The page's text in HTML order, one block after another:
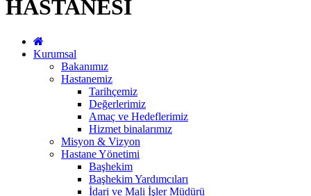
HASTANESİ
Kurumsal
Bakanımız
Hastanemiz
Tarihçemiz
Değerlerimiz
Amaç ve Hedeflerimiz
Hizmet binalarımız
Misyon & Vizyon
Hastane Yönetimi
Başhekim
Başhekim Yardımcıları
İdari ve Mali İşler Müdürü